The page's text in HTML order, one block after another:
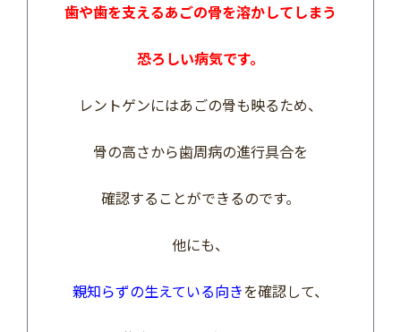
歯や歯を支えるあごの骨を溶かしてしまう
恐ろしい病気です。
レントゲンにはあごの骨も映るため、
骨の高さから歯周病の進行具合を
確認することができるのです。
他にも、
親知らずの生えている向きを確認して、